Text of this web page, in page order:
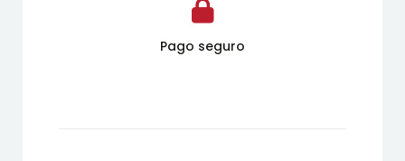
Pago seguro